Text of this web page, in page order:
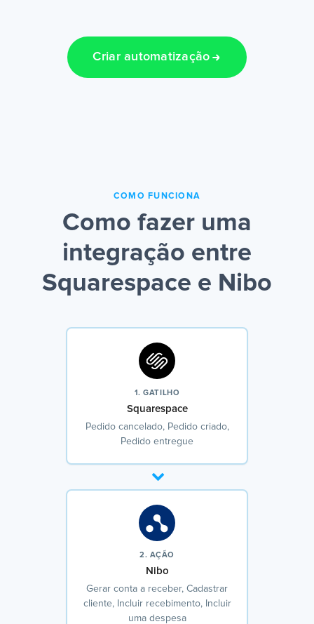
Criar automatização
COMO FUNCIONA
Como fazer uma
integração entre
Squarespace e Nibo
1. GATILHO
Squarespace
Pedido cancelado, Pedido criado,
Pedido entregue
2. AÇÃO
Nibo
Gerar conta a receber, Cadastrar
cliente, Incluir recebimento, Incluir
uma despesa